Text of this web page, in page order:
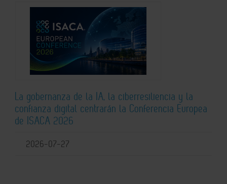
La gobernanza de la IA, la ciberresiliencia y la
confianza digital centrarán la Conferencia Europea
de ISACA 2026
2026-07-27